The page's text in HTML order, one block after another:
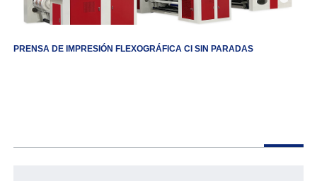
PRENSA DE IMPRESIÓN FLEXOGRÁFICA CI SIN PARADAS